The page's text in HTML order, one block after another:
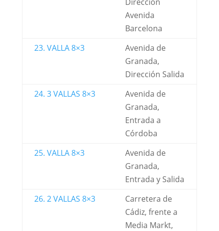
Avenida
Barcelona
23. VALLA 8×3
Avenida de
Granada,
Dirección Salida
24. 3 VALLAS 8×3
Avenida de
Granada,
Entrada a
Córdoba
25. VALLA 8×3
Avenida de
Granada,
Entrada y Salida
26. 2 VALLAS 8×3
Carretera de
Cádiz, frente a
Media Markt,